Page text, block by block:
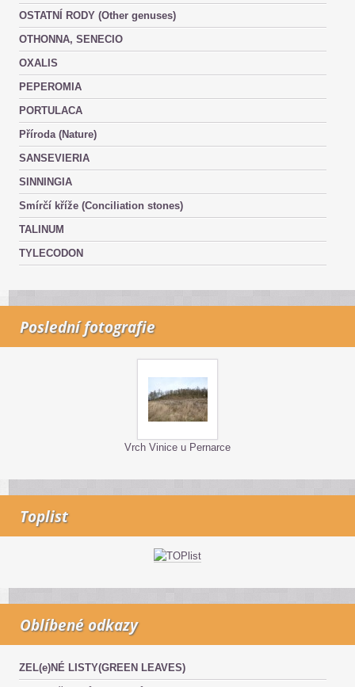
OSTATNÍ RODY (Other genuses)
OTHONNA, SENECIO
OXALIS
PEPEROMIA
PORTULACA
Příroda (Nature)
SANSEVIERIA
SINNINGIA
Smírčí kříže (Conciliation stones)
TALINUM
TYLECODON
Poslední fotografie
Vrch Vinice u Pernarce
Toplist
Oblíbené odkazy
ZEL(e)NÉ LISTY(GREEN LEAVES)